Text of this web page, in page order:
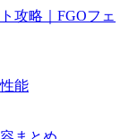
攻略｜FGOフェ
能